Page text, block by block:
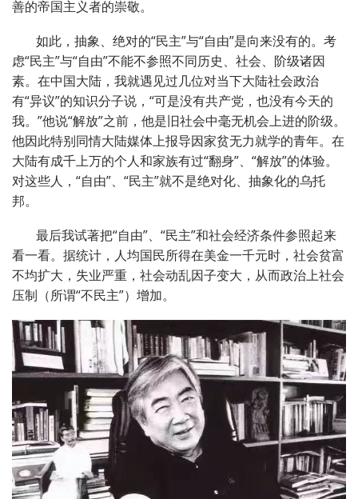
善的帝国主义者的崇敬。
如此，抽象、绝对的“民主”与“自由”是向来没有的。考
虑“民主”与“自由”不能不参照不同历史、社会、阶级诸因
素。在中国大陆，我就遇见过几位对当下大陆社会政治
有“异议”的知识分子说，“可是没有共产党，也没有今天的
我。”他说“解放”之前，他是旧社会中毫无机会上进的阶级。
他因此特别同情大陆媒体上报导因家贫无力就学的青年。在
大陆有成千上万的个人和家族有过“翻身”、“解放”的体验。
对这些人，“自由”、“民主”就不是绝对化、抽象化的乌托
邦。
最后我试著把“自由”、“民主”和社会经济条件参照起来
看一看。据统计，人均国民所得在美金一千元时，社会贫富
不均扩大，失业严重，社会动乱因子变大，从而政治上社会
压制（所谓“不民主”）增加。